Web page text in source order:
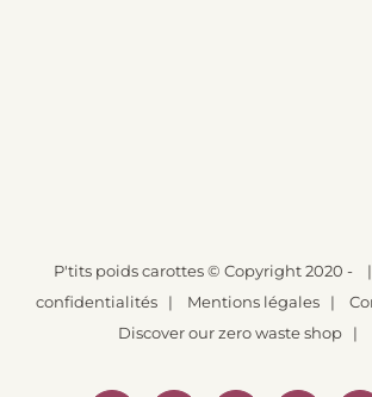
P'tits poids carottes© Copyright 2020 -
confidentialités | Mentions légales |
Discover our zero waste shop |